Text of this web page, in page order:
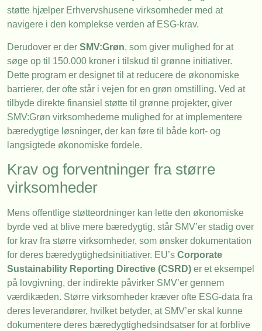
støtte hjælper Erhvervshusene virksomheder med at
navigere i den komplekse verden af ESG-krav.
Derudover er der SMV:Grøn, som giver mulighed for at
søge op til 150.000 kroner i tilskud til grønne initiativer.
Dette program er designet til at reducere de økonomiske
barrierer, der ofte står i vejen for en grøn omstilling. Ved at
tilbyde direkte finansiel støtte til grønne projekter, giver
SMV:Grøn virksomhederne mulighed for at implementere
bæredygtige løsninger, der kan føre til både kort- og
langsigtede økonomiske fordele.
Krav og forventninger fra større
virksomheder
Mens offentlige støtteordninger kan lette den økonomiske
byrde ved at blive mere bæredygtig, står SMV’er stadig over
for krav fra større virksomheder, som ønsker dokumentation
for deres bæredygtighedsinitiativer. EU’s Corporate
Sustainability Reporting Directive (CSRD) er et eksempel
på lovgivning, der indirekte påvirker SMV’er gennem
værdikæden. Større virksomheder kræver ofte ESG-data fra
deres leverandører, hvilket betyder, at SMV’er skal kunne
dokumentere deres bæredygtighedsindsatser for at forblive